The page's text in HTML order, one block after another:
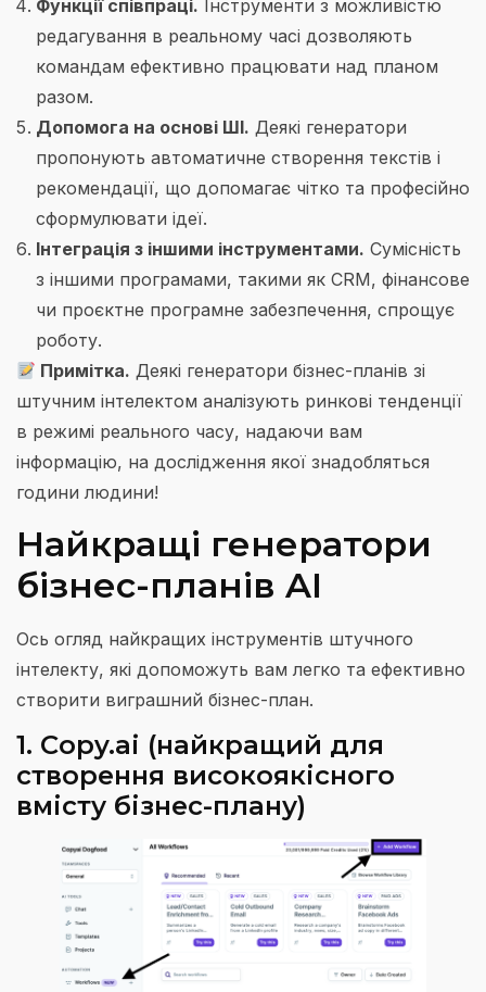
Функції співпраці. Інструменти з можливістю
редагування в реальному часі дозволяють
командам ефективно працювати над планом
разом.
Допомога на основі ШІ. Деякі генератори
пропонують автоматичне створення текстів і
рекомендації, що допомагає чітко та професійно
сформулювати ідеї.
Інтеграція з іншими інструментами. Сумісність
з іншими програмами, такими як CRM, фінансове
чи проєктне програмне забезпечення, спрощує
роботу.
Примітка. Деякі генератори бізнес-планів зі
штучним інтелектом аналізують ринкові тенденції
в режимі реального часу, надаючи вам
інформацію, на дослідження якої знадобляться
години людини!
Найкращі генератори
бізнес-планів AI
Ось огляд найкращих інструментів штучного
інтелекту, які допоможуть вам легко та ефективно
створити виграшний бізнес-план.
1. Copy.ai (найкращий для
створення високоякісного
вмісту бізнес-плану)